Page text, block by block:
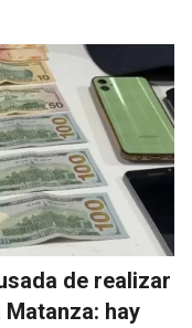
de realizar
hay